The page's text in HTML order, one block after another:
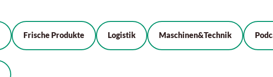
Frische Produkte Logistik Maschinen&Technik